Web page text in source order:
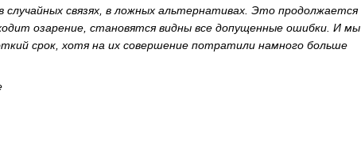
случайных связях, в ложных альтернативах. Это продолжается
озарение, становятся видны все допущенные ошибки. И мы
срок, хотя на их совершение потратили намного больше